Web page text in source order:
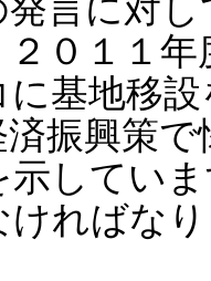
発言に対
０１１
基地移
振興策
してい
ければな